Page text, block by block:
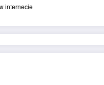
internecie